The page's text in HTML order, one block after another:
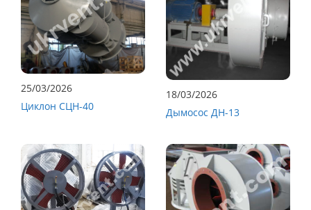
25/03/2026
Циклон СЦН-40
18/03/2026
Дымосос ДН-13